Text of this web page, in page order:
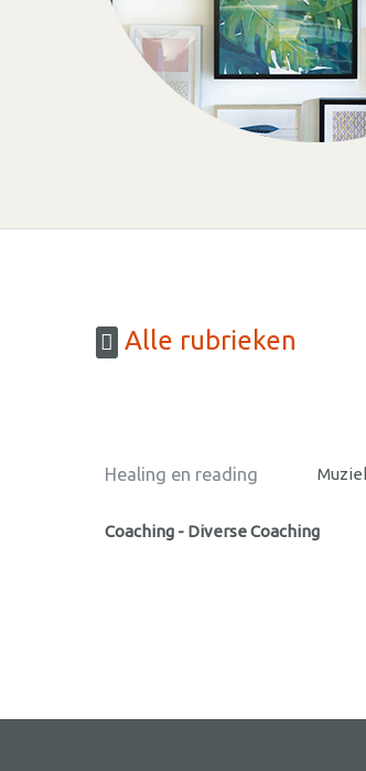
Alle rubrieken
Healing en reading
Coaching - Diverse Coaching